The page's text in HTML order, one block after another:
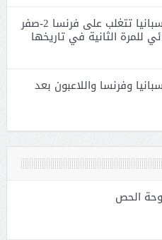
مونديال 2026: إسبانيا تتغلب على فرنسا 2-صفر
للمرة الثانية في تاريخها
وفرنسا واللاعبون بعد
الحص